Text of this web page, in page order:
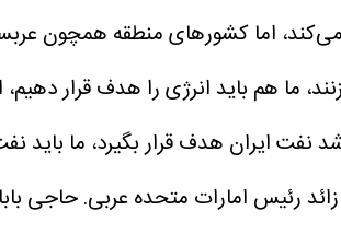
اما کشور‌های منطقه همچون
ما هم باید انرژی را هدف قرار
نفت ایران هدف قرار بگیرد، ما
رئیس امارات متحده عربی.حاجی